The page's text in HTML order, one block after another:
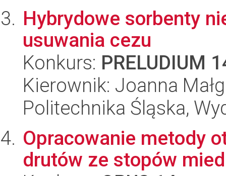
Hybrydowe sorbenty
usuwania cezu
Konkurs: PRELUDIUM
Kierownik: Joanna
Politechnika Śląska,
Opracowanie metody
drutów ze stopów